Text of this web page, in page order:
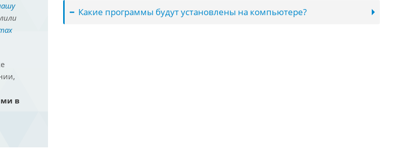
в
Какие программы будут установлены на компьютере?